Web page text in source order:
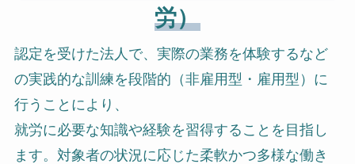
労）
認定を受けた法人で、実際の業務を体験するなど
の実践的な訓練を段階的（非雇用型・雇用型）に
行うことにより、
就労に必要な知識や経験を習得することを目指し
ます。対象者の状況に応じた柔軟かつ多様な働き